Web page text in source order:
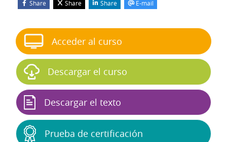
Share Share Share E-mail
Acceder al curso
Descargar el curso
Descargar el texto
Prueba de certificación